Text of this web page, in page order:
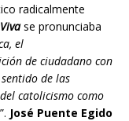
radicalmente
se pronunciaba
el
de ciudadano con
de las
catolicismo como
”. José Puente Egido